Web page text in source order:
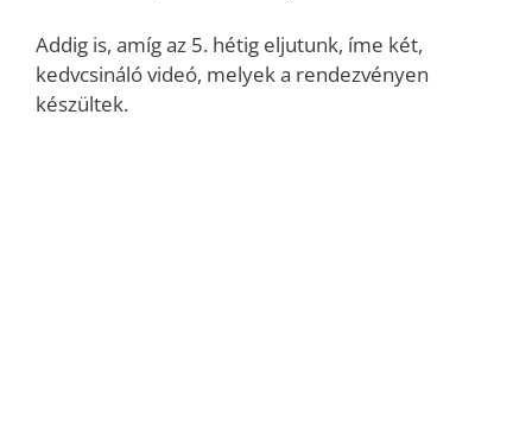
Addig is, amíg az 5. hétig eljutunk, íme két,
kedvcsináló videó, melyek a rendezvényen
készültek.